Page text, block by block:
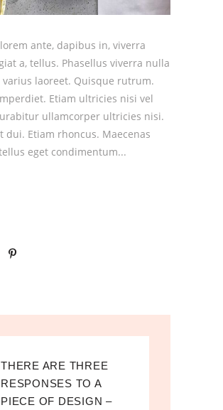
ante, dapibus in, viverra
a, tellus. Phasellus viverra nulla
varius laoreet. Quisque rutrum.
Etiam ultricies nisi vel
ullamcorper ultricies nisi.
dui. Etiam rhoncus. Maecenas
eget condimentum
THERE ARE THREE
RESPONSES TO A
PIECE OF DESIGN –